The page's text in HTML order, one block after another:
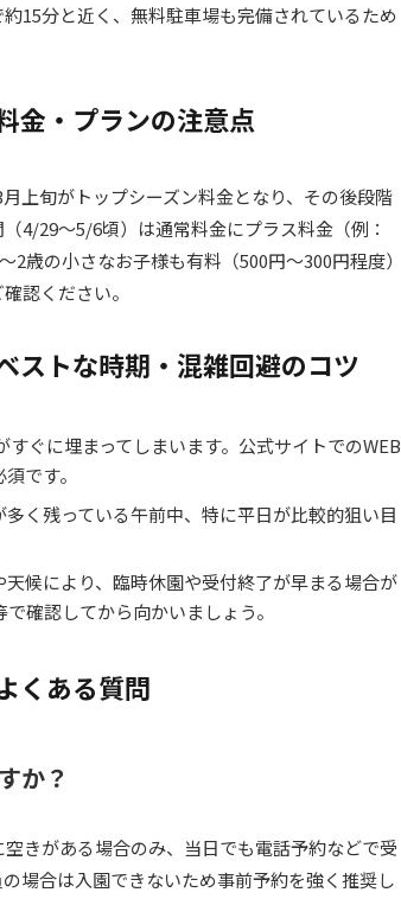
15分と近く、無料駐車場も完備されているため
金・プランの注意点
上旬がトップシーズン料金となり、その後段階
4/29～5/6頃）は通常料金にプラス料金（例：
歳の小さなお子様も有料（500円～300円程度）
認ください。
ストな時期・混雑回避のコツ
すぐに埋まってしまいます。公式サイトでのWEB
です。
く残っている午前中、特に平日が比較的狙い目
天候により、臨時休園や受付終了が早まる場合が
確認してから向かいましょう。
くある質問
か？
きがある場合のみ、当日でも電話予約などで受
場合は入園できないため事前予約を強く推奨し